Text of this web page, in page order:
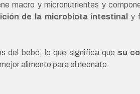
macro y micronutrientes y
de la microbiota intestinal y
del bebé, lo que significa que su
alimento para el neonato.